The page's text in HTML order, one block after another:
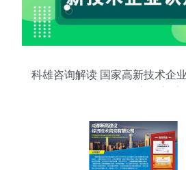
科雄咨询解读 国家高新技术企